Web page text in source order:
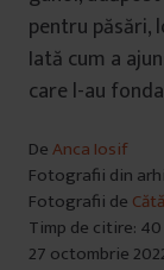
pentru păsări,
Iată cum a
care l-au
DeAnca Iosif
Fotografii din
Fotografii de
Timp de citire:
27 octombrie